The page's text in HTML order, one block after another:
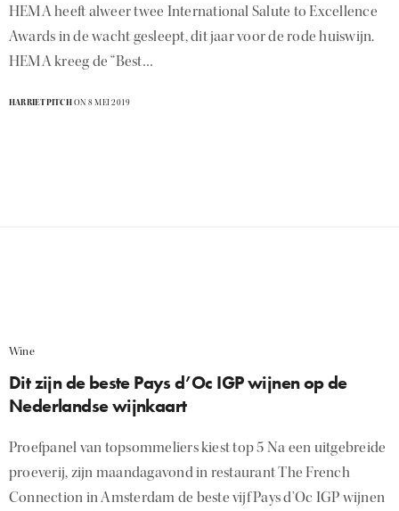
HEMA heeft alweer twee International Salute to Excellence
Awards in de wacht gesleept, dit jaar voor de rode huiswijn.
HEMA kreeg de “Best…
HARRIETPITCHON 8 MEI 2019
Wine
Dit zijn de beste Pays d’Oc IGP wijnen op de
Nederlandse wijnkaart
Proefpanel van topsommeliers kiest top 5 Na een uitgebreide
proeverij, zijn maandagavond in restaurant The French
Connection in Amsterdam de beste vijf Pays d’Oc IGP wijnen